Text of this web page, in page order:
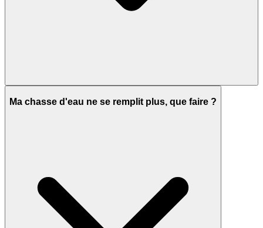
Ma chasse d'eau ne se remplit plus, que faire ?